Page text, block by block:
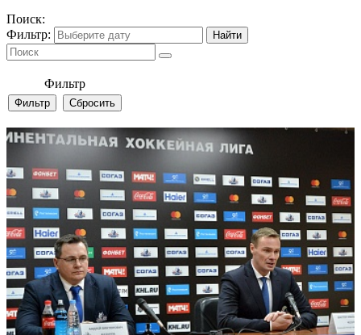
Поиск:
Фильтр:
Фильтр